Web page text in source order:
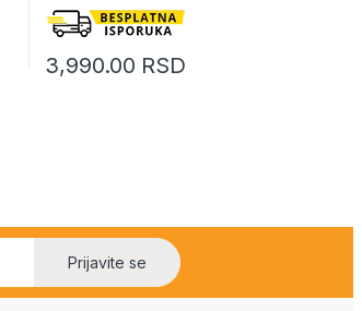
3,990.00 RSD
Prijavite se